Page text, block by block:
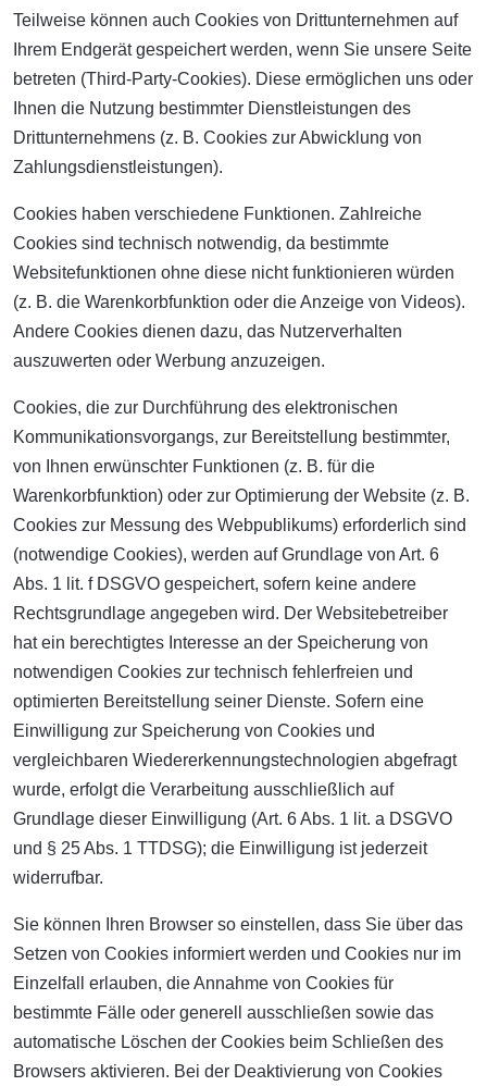
Teilweise können auch Cookies von Drittunternehmen auf
Ihrem Endgerät gespeichert werden, wenn Sie unsere Seite
betreten (Third-Party-Cookies). Diese ermöglichen uns oder
Ihnen die Nutzung bestimmter Dienstleistungen des
Drittunternehmens (z. B. Cookies zur Abwicklung von
Zahlungsdienstleistungen).
Cookies haben verschiedene Funktionen. Zahlreiche
Cookies sind technisch notwendig, da bestimmte
Websitefunktionen ohne diese nicht funktionieren würden
(z. B. die Warenkorbfunktion oder die Anzeige von Videos).
Andere Cookies dienen dazu, das Nutzerverhalten
auszuwerten oder Werbung anzuzeigen.
Cookies, die zur Durchführung des elektronischen
Kommunikationsvorgangs, zur Bereitstellung bestimmter,
von Ihnen erwünschter Funktionen (z. B. für die
Warenkorbfunktion) oder zur Optimierung der Website (z. B.
Cookies zur Messung des Webpublikums) erforderlich sind
(notwendige Cookies), werden auf Grundlage von Art. 6
Abs. 1 lit. f DSGVO gespeichert, sofern keine andere
Rechtsgrundlage angegeben wird. Der Websitebetreiber
hat ein berechtigtes Interesse an der Speicherung von
notwendigen Cookies zur technisch fehlerfreien und
optimierten Bereitstellung seiner Dienste. Sofern eine
Einwilligung zur Speicherung von Cookies und
vergleichbaren Wiedererkennungstechnologien abgefragt
wurde, erfolgt die Verarbeitung ausschließlich auf
Grundlage dieser Einwilligung (Art. 6 Abs. 1 lit. a DSGVO
und § 25 Abs. 1 TTDSG); die Einwilligung ist jederzeit
widerrufbar.
Sie können Ihren Browser so einstellen, dass Sie über das
Setzen von Cookies informiert werden und Cookies nur im
Einzelfall erlauben, die Annahme von Cookies für
bestimmte Fälle oder generell ausschließen sowie das
automatische Löschen der Cookies beim Schließen des
Browsers aktivieren. Bei der Deaktivierung von Cookies